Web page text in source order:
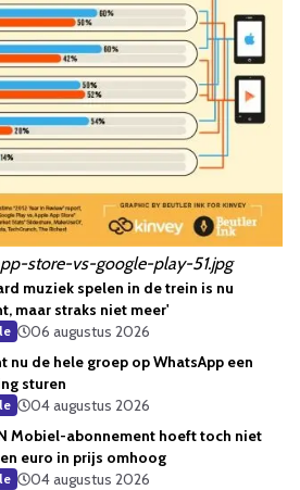
store-vs-google-play-51.jpg
muziek spelen in de trein is nu
maar straks niet meer'
06 augustus 2026
nu de hele groep op WhatsApp een
sturen
04 augustus 2026
Mobiel-abonnement hoeft toch niet
euro in prijs omhoog
04 augustus 2026